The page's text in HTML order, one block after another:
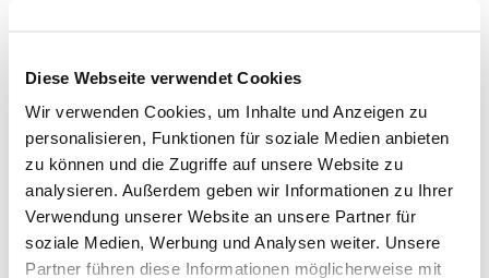
Diese Webseite verwendet Cookies
Wir verwenden Cookies, um Inhalte und Anzeigen zu
personalisieren, Funktionen für soziale Medien anbieten
zu können und die Zugriffe auf unsere Website zu
analysieren. Außerdem geben wir Informationen zu Ihrer
Verwendung unserer Website an unsere Partner für
soziale Medien, Werbung und Analysen weiter. Unsere
Partner führen diese Informationen möglicherweise mit
altersgemäss wahrzunehmen und Kompetenzen in
naturnahen Spiel- und Pausenplatz können sie
solche Bewegungsbaustellen mithilfe von
Holzrugeln, Brettern oder Baumstämmen, Steinen,
Seilen etc. errichten.
Der naturnahe Spiel- und Pausenplatz ist als